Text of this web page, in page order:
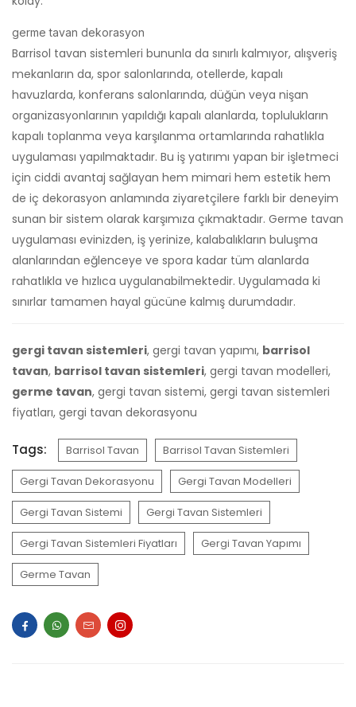
germe tavan dekorasyon
Barrisol tavan sistemleri bununla da sınırlı kalmıyor, alışveriş
mekanların da, spor salonlarında, otellerde, kapalı
havuzlarda, konferans salonlarında, düğün veya nişan
organizasyonlarının yapıldığı kapalı alanlarda, toplulukların
kapalı toplanma veya karşılanma ortamlarında rahatlıkla
uygulaması yapılmaktadır. Bu iş yatırımı yapan bir işletmeci
için ciddi avantaj sağlayan hem mimari hem estetik hem
de iç dekorasyon anlamında ziyaretçilere farklı bir deneyim
sunan bir sistem olarak karşımıza çıkmaktadır. Germe tavan
uygulaması evinizden, iş yerinize, kalabalıkların buluşma
alanlarından eğlenceye ve spora kadar tüm alanlarda
rahatlıkla ve hızlıca uygulanabilmektedir. Uygulamada ki
sınırlar tamamen hayal gücüne kalmış durumdadır.
gergi tavan sistemleri, gergi tavan yapımı, barrisol
tavan, barrisol tavan sistemleri, gergi tavan modelleri,
germe tavan, gergi tavan sistemi, gergi tavan sistemleri
fiyatları, gergi tavan dekorasyonu
Tags: Barrisol Tavan Barrisol Tavan Sistemleri
Gergi Tavan Dekorasyonu Gergi Tavan Modelleri
Gergi Tavan Sistemi Gergi Tavan Sistemleri
Gergi Tavan Sistemleri Fiyatları Gergi Tavan Yapımı
Germe Tavan